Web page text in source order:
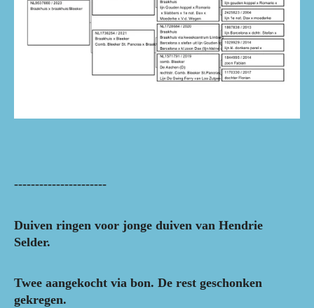
----------------------
Duiven ringen voor jonge duiven van Hendrie
Selder.
Twee aangekocht via bon. De rest geschonken
gekregen.